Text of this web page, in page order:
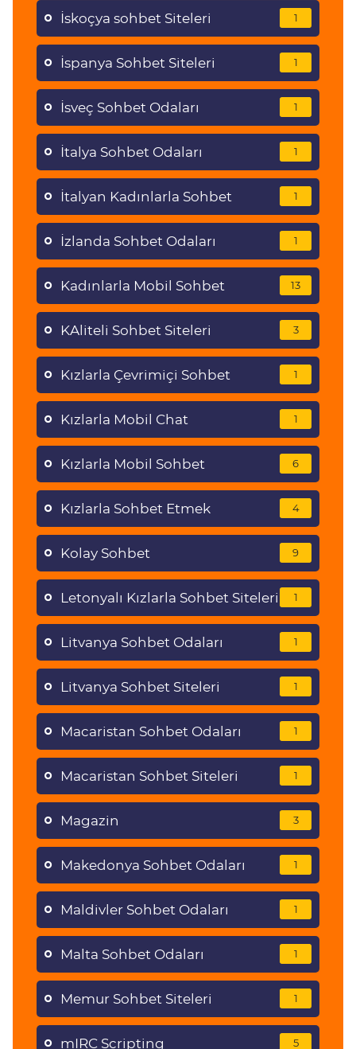
İskoçya sohbet Siteleri 1
İspanya Sohbet Siteleri 1
İsveç Sohbet Odaları 1
İtalya Sohbet Odaları 1
İtalyan Kadınlarla Sohbet 1
İzlanda Sohbet Odaları 1
Kadınlarla Mobil Sohbet 13
KAliteli Sohbet Siteleri 3
Kızlarla Çevrimiçi Sohbet 1
Kızlarla Mobil Chat 1
Kızlarla Mobil Sohbet 6
Kızlarla Sohbet Etmek 4
Kolay Sohbet 9
Letonyalı Kızlarla Sohbet Siteleri 1
Litvanya Sohbet Odaları 1
Litvanya Sohbet Siteleri 1
Macaristan Sohbet Odaları 1
Macaristan Sohbet Siteleri 1
Magazin 3
Makedonya Sohbet Odaları 1
Maldivler Sohbet Odaları 1
Malta Sohbet Odaları 1
Memur Sohbet Siteleri 1
mIRC Scripting 5